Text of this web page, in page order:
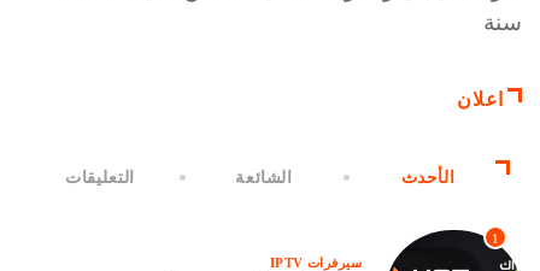
سنة
اعلان
الأحدث الشائعة التعليقات
1
سيرفرات IPTV